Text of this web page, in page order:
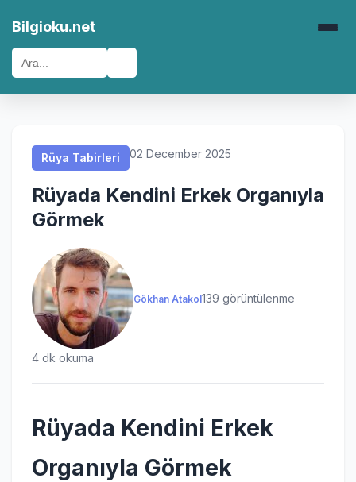
Bilgioku.net
Rüya Tabirleri 02 December 2025
Rüyada Kendini Erkek Organıyla
Görmek
Gökhan Atakol139 görüntülenme
4 dk okuma
Rüyada Kendini Erkek
Organıyla Görmek
Rüya Tabirleri
Rüya Tabirleri
Rüya Tabirleri
Rüya Tabirleri